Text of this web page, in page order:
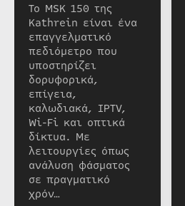
Το MSK 150 της
Kathrein είναι ένα
επαγγελματικό
πεδιόμετρο που
υποστηρίζει
δορυφορικά,
επίγεια,
καλωδιακά, IPTV,
Wi-Fi και οπτικά
δίκτυα. Με
λειτουργίες όπως
ανάλυση φάσματος
σε πραγματικό
χρόν…